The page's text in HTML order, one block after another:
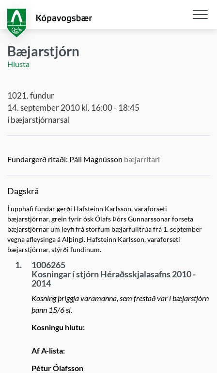
aðalefni
Bæjarstjórn
Hlusta
1021. fundur
14. september 2010 kl. 16:00 - 18:45
í bæjarstjórnarsal
Fundargerð ritaði: Páll Magnússon bæjarritari
Dagskrá
Í upphafi fundar gerði Hafsteinn Karlsson, varaforseti
bæjarstjórnar, grein fyrir ósk Ólafs Þórs Gunnarssonar forseta
bæjarstjórnar um leyfi frá störfum bæjarfulltrúa frá 1. september
vegna afleysinga á Alþingi. Hafsteinn Karlsson, varaforseti
bæjarstjórnar, stýrði fundinum.
1.
1006265
Kosningar í stjórn Héraðsskjalasafns 2010 -
2014
Kosning þriggja varamanna, sem frestað var í bæjarstjórn
þann 15/6 sl.
Kosningu hlutu:
Af A-lista:
Pétur Ólafsson
Opna